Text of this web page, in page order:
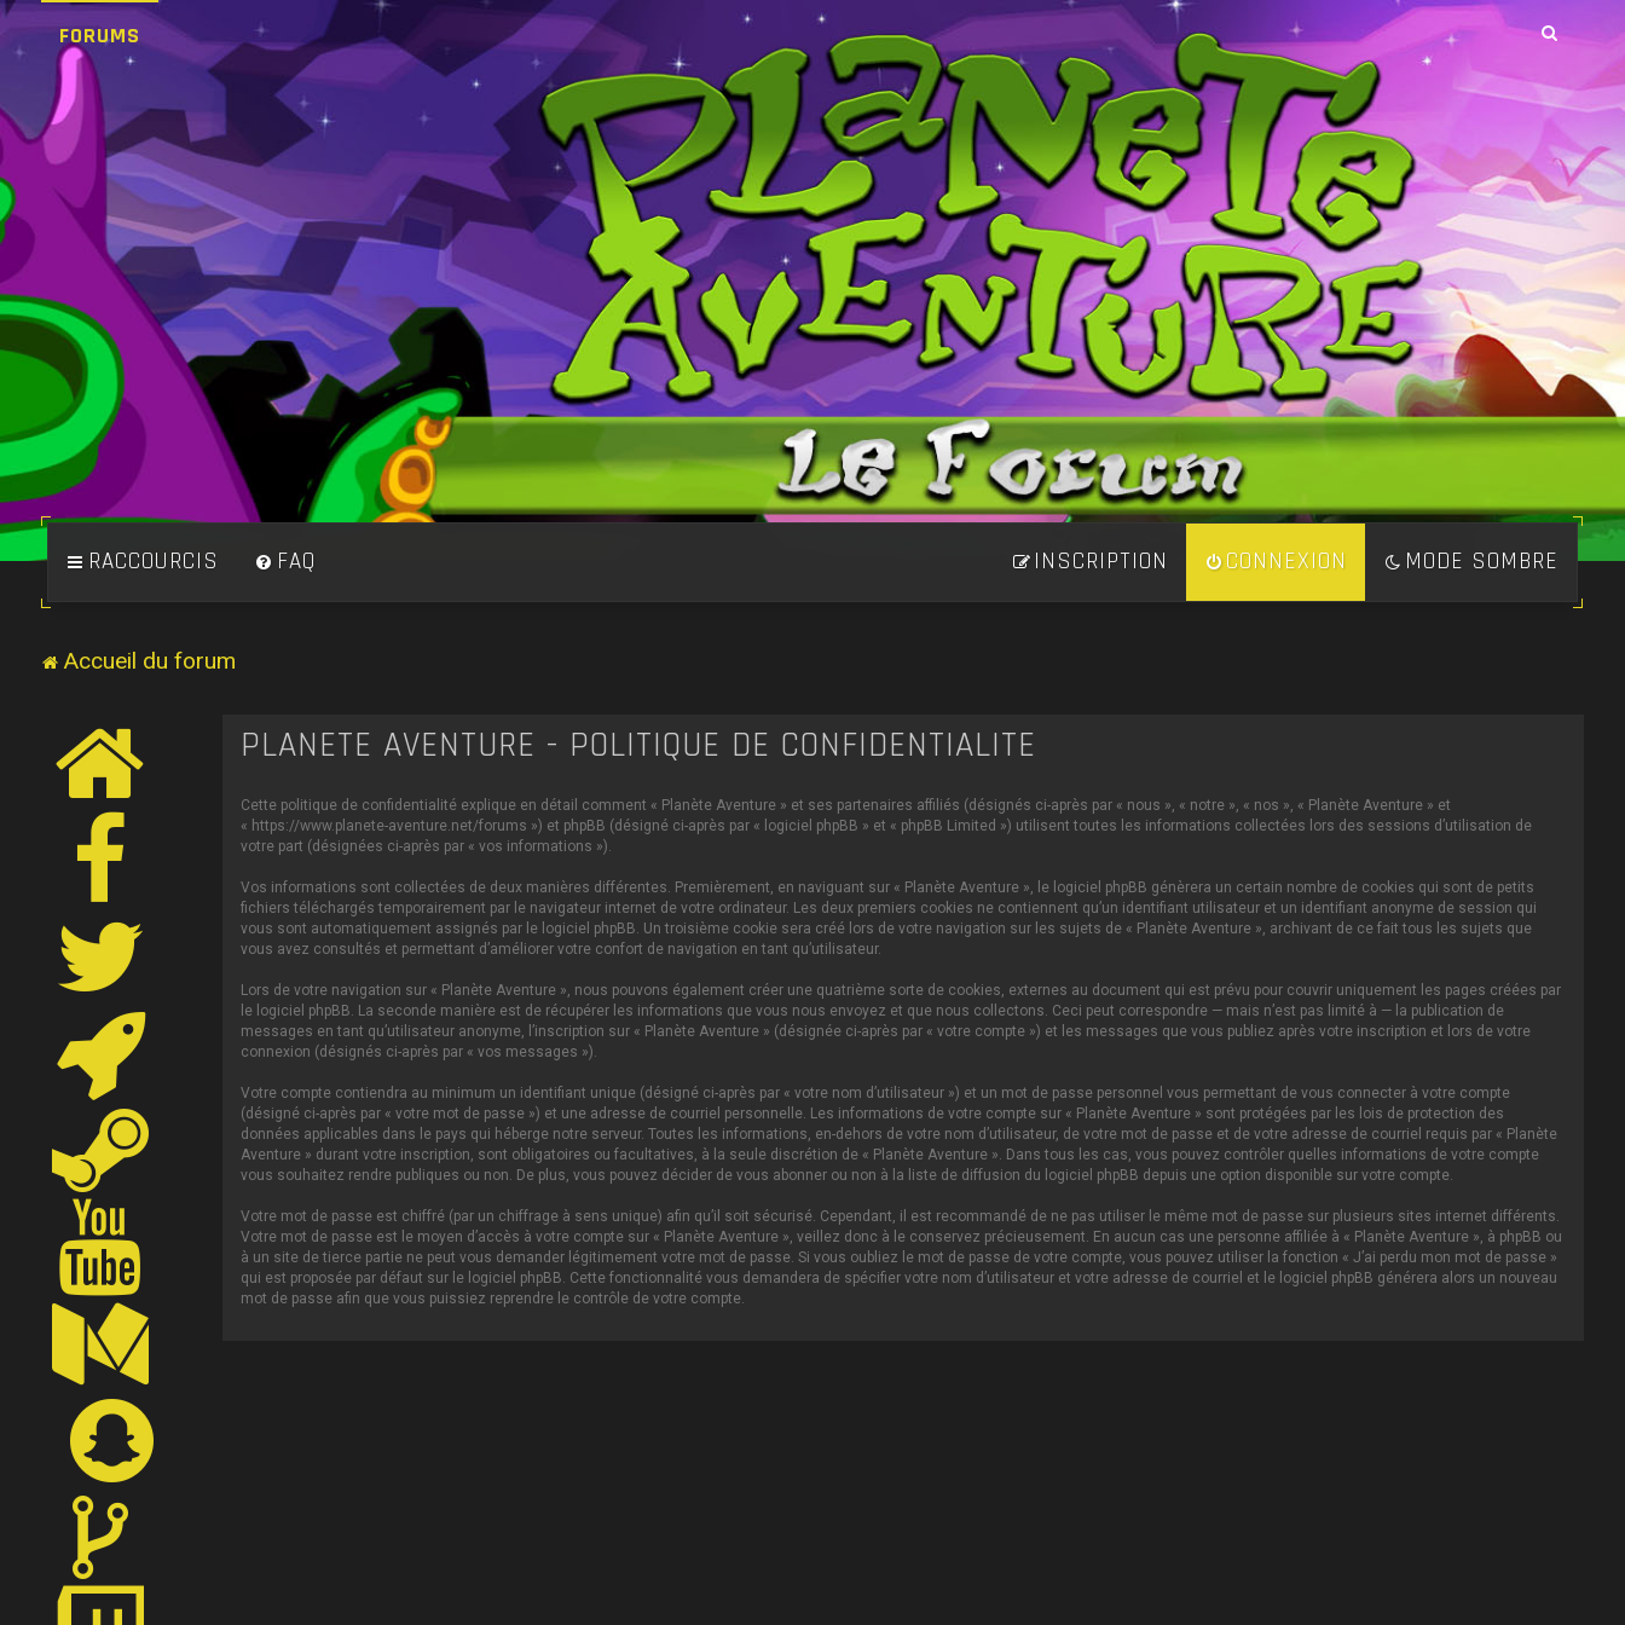
FORUMS
RACCOURCIS MODE SOMBRE
FAQ CONNEXION
INSCRIPTION
Accueil du forum
PLANÈTE AVENTURE - POLITIQUE DE CONFIDENTIALITÉ
Cette politique de confidentialité explique en détail comment « Planète Aventure » et ses partenaires affiliés (désignés ci-après par « nous », « notre », « nos », « Planète Aventure » et
« https://www.planete-aventure.net/forums ») et phpBB (désigné ci-après par « logiciel phpBB » et « phpBB Limited ») utilisent toutes les informations collectées lors des sessions d’utilisation de
votre part (désignées ci-après par « vos informations »).
Vos informations sont collectées de deux manières différentes. Premièrement, en naviguant sur « Planète Aventure », le logiciel phpBB génèrera un certain nombre de cookies qui sont de petits
fichiers téléchargés temporairement par le navigateur internet de votre ordinateur. Les deux premiers cookies ne contiennent qu’un identifiant utilisateur et un identifiant anonyme de session qui
vous sont automatiquement assignés par le logiciel phpBB. Un troisième cookie sera créé lors de votre navigation sur les sujets de « Planète Aventure », archivant de ce fait tous les sujets que
vous avez consultés et permettant d’améliorer votre confort de navigation en tant qu’utilisateur.
Lors de votre navigation sur « Planète Aventure », nous pouvons également créer une quatrième sorte de cookies, externes au document qui est prévu pour couvrir uniquement les pages créées par
le logiciel phpBB. La seconde manière est de récupérer les informations que vous nous envoyez et que nous collectons. Ceci peut correspondre — mais n’est pas limité à — la publication de
messages en tant qu’utilisateur anonyme, l’inscription sur « Planète Aventure » (désignée ci-après par « votre compte ») et les messages que vous publiez après votre inscription et lors de votre
connexion (désignés ci-après par « vos messages »).
Votre compte contiendra au minimum un identifiant unique (désigné ci-après par « votre nom d’utilisateur ») et un mot de passe personnel vous permettant de vous connecter à votre compte
(désigné ci-après par « votre mot de passe ») et une adresse de courriel personnelle. Les informations de votre compte sur « Planète Aventure » sont protégées par les lois de protection des
données applicables dans le pays qui héberge notre serveur. Toutes les informations, en-dehors de votre nom d’utilisateur, de votre mot de passe et de votre adresse de courriel requis par « Planète
Aventure » durant votre inscription, sont obligatoires ou facultatives, à la seule discrétion de « Planète Aventure ». Dans tous les cas, vous pouvez contrôler quelles informations de votre compte
vous souhaitez rendre publiques ou non. De plus, vous pouvez décider de vous abonner ou non à la liste de diffusion du logiciel phpBB depuis une option disponible sur votre compte.
Votre mot de passe est chiffré (par un chiffrage à sens unique) afin qu’il soit sécurisé. Cependant, il est recommandé de ne pas utiliser le même mot de passe sur plusieurs sites internet différents.
Votre mot de passe est le moyen d’accès à votre compte sur « Planète Aventure », veillez donc à le conservez précieusement. En aucun cas une personne affiliée à « Planète Aventure », à phpBB ou
à un site de tierce partie ne peut vous demander légitimement votre mot de passe. Si vous oubliez le mot de passe de votre compte, vous pouvez utiliser la fonction « J’ai perdu mon mot de passe »
qui est proposée par défaut sur le logiciel phpBB. Cette fonctionnalité vous demandera de spécifier votre nom d’utilisateur et votre adresse de courriel et le logiciel phpBB générera alors un nouveau
mot de passe afin que vous puissiez reprendre le contrôle de votre compte.